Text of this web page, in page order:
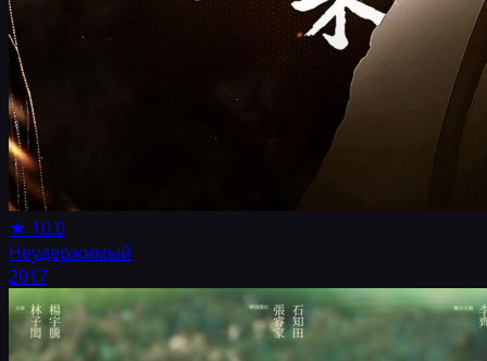
★ 10.0
Неудержимый
2017